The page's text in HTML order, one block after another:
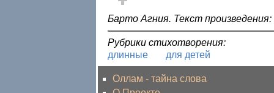
Голос за!
Барто Агния. Текст
Рубрики стихотворения:
длинные
для детей
Оллам - тайна слова